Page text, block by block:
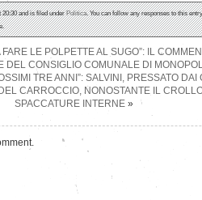
20:30 and is filed underPolitica. You can follow any responses to this
FARE LE POLPETTE AL SUGO”: IL
DEL CONSIGLIO COMUNALE DI
TRE ANNI”: SALVINI, PRESSATO
CARROCCIO, NONOSTANTE IL
SPACCATURE INTERNE»